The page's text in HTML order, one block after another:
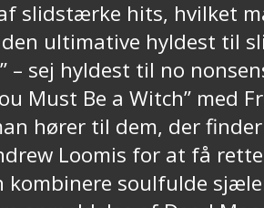
slidstærke hits, hvilket
den ultimative hyldest til
sej hyldest til no
Be a Witch” med
hører til dem, der
Loomis for at få
kombinere soulfulde